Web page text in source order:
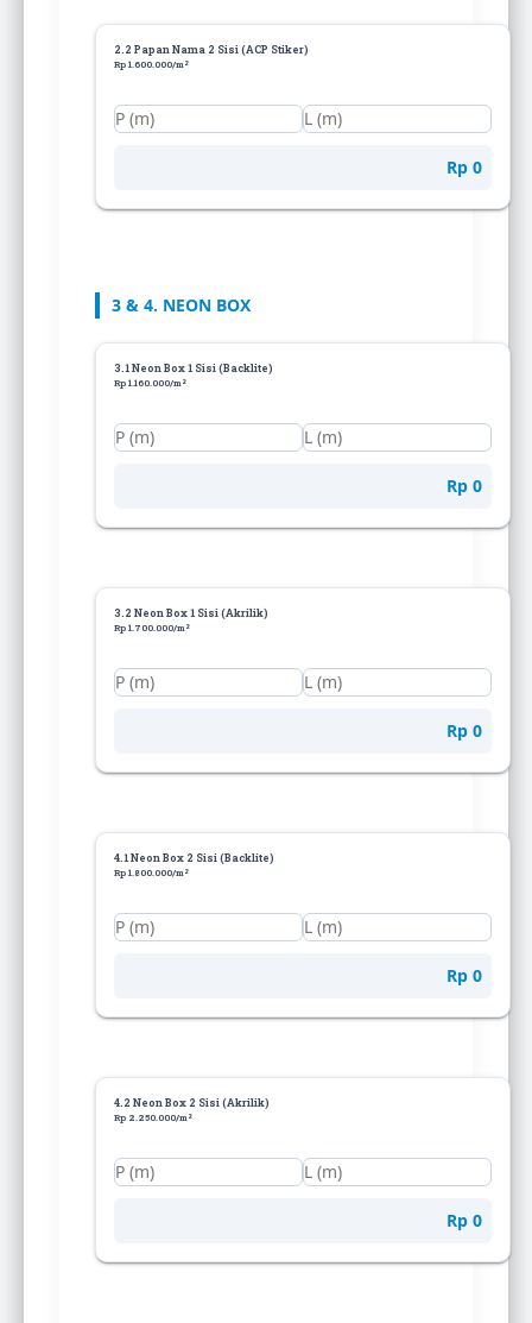
2.2 Papan Nama 2 Sisi (ACP Stiker)
Rp 1.600.000/m²
Rp 0
3 & 4. NEON BOX
3.1 Neon Box 1 Sisi (Backlite)
Rp 1.160.000/m²
Rp 0
3.2 Neon Box 1 Sisi (Akrilik)
Rp 1.700.000/m²
Rp 0
4.1 Neon Box 2 Sisi (Backlite)
Rp 1.800.000/m²
Rp 0
4.2 Neon Box 2 Sisi (Akrilik)
Rp 2.250.000/m²
Rp 0